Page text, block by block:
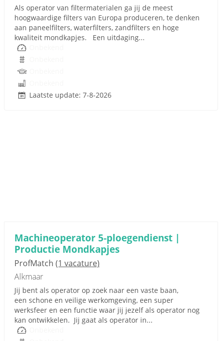
Als operator van filtermaterialen ga jij de meest
hoogwaardige filters van Europa produceren, te denken
aan paneelfilters, waterfilters, zandfilters en hoge
kwaliteit mondkapjes. Een uitdaging...
Laatste update: 7-8-2026
Machineoperator 5-ploegendienst |
Productie Mondkapjes
ProfMatch (1 vacature)
Alkmaar
Jij bent als operator op zoek naar een vaste baan,
een schone en veilige werkomgeving, een super
werksfeer en een functie waar jij jezelf als operator nog
kan ontwikkelen. Jij gaat als operator in...